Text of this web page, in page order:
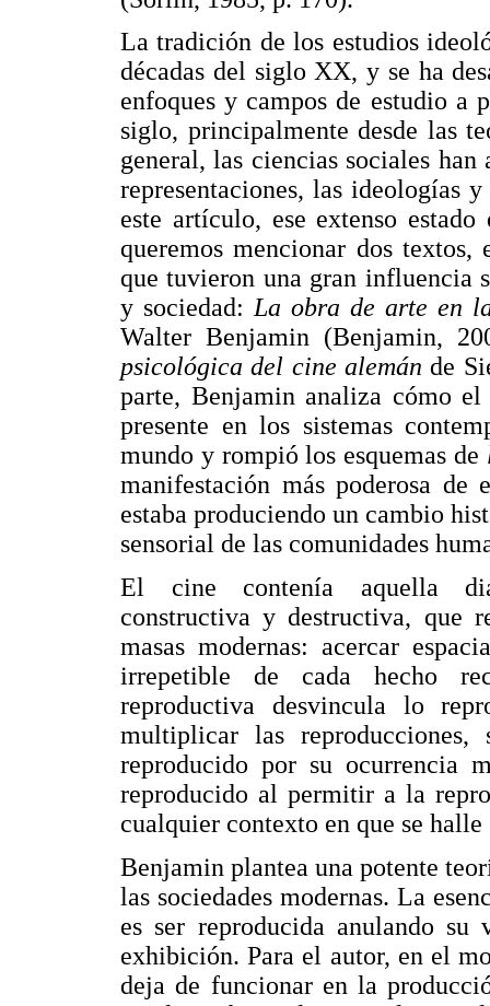
La tradición de los estudios
décadas del siglo XX, y se ha
enfoques y campos de estudio a
siglo, principalmente desde las
general, las ciencias sociales
representaciones, las ideologías
este artículo, ese extenso
queremos mencionar dos
que tuvieron una gran influencia
y sociedad:La obra de arte en
Walter Benjamin (Benjamin,
psicológica del cine alemánde
parte, Benjamin analiza cómo
presente en los sistemas
mundo y rompió los esquemas de
manifestación más poderosa
estaba produciendo un cambio
sensorial de las comunidades
El cine contenía aquella
constructiva y destructiva, que
masas modernas: acercar
irrepetible de cada hecho
reproductiva desvincula lo
multiplicar las
reproducido por su ocurrencia
reproducido al permitir a la
cualquier contexto en que se
Benjamin plantea una potente
las sociedades modernas. La
es ser reproducida anulando
exhibición. Para el autor, en el
deja de funcionar en la